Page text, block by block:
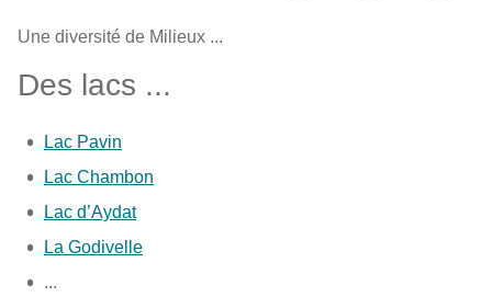
Une diversité de Milieux ...
Des lacs ...
Lac Pavin
Lac Chambon
Lac d’Aydat
La Godivelle
...